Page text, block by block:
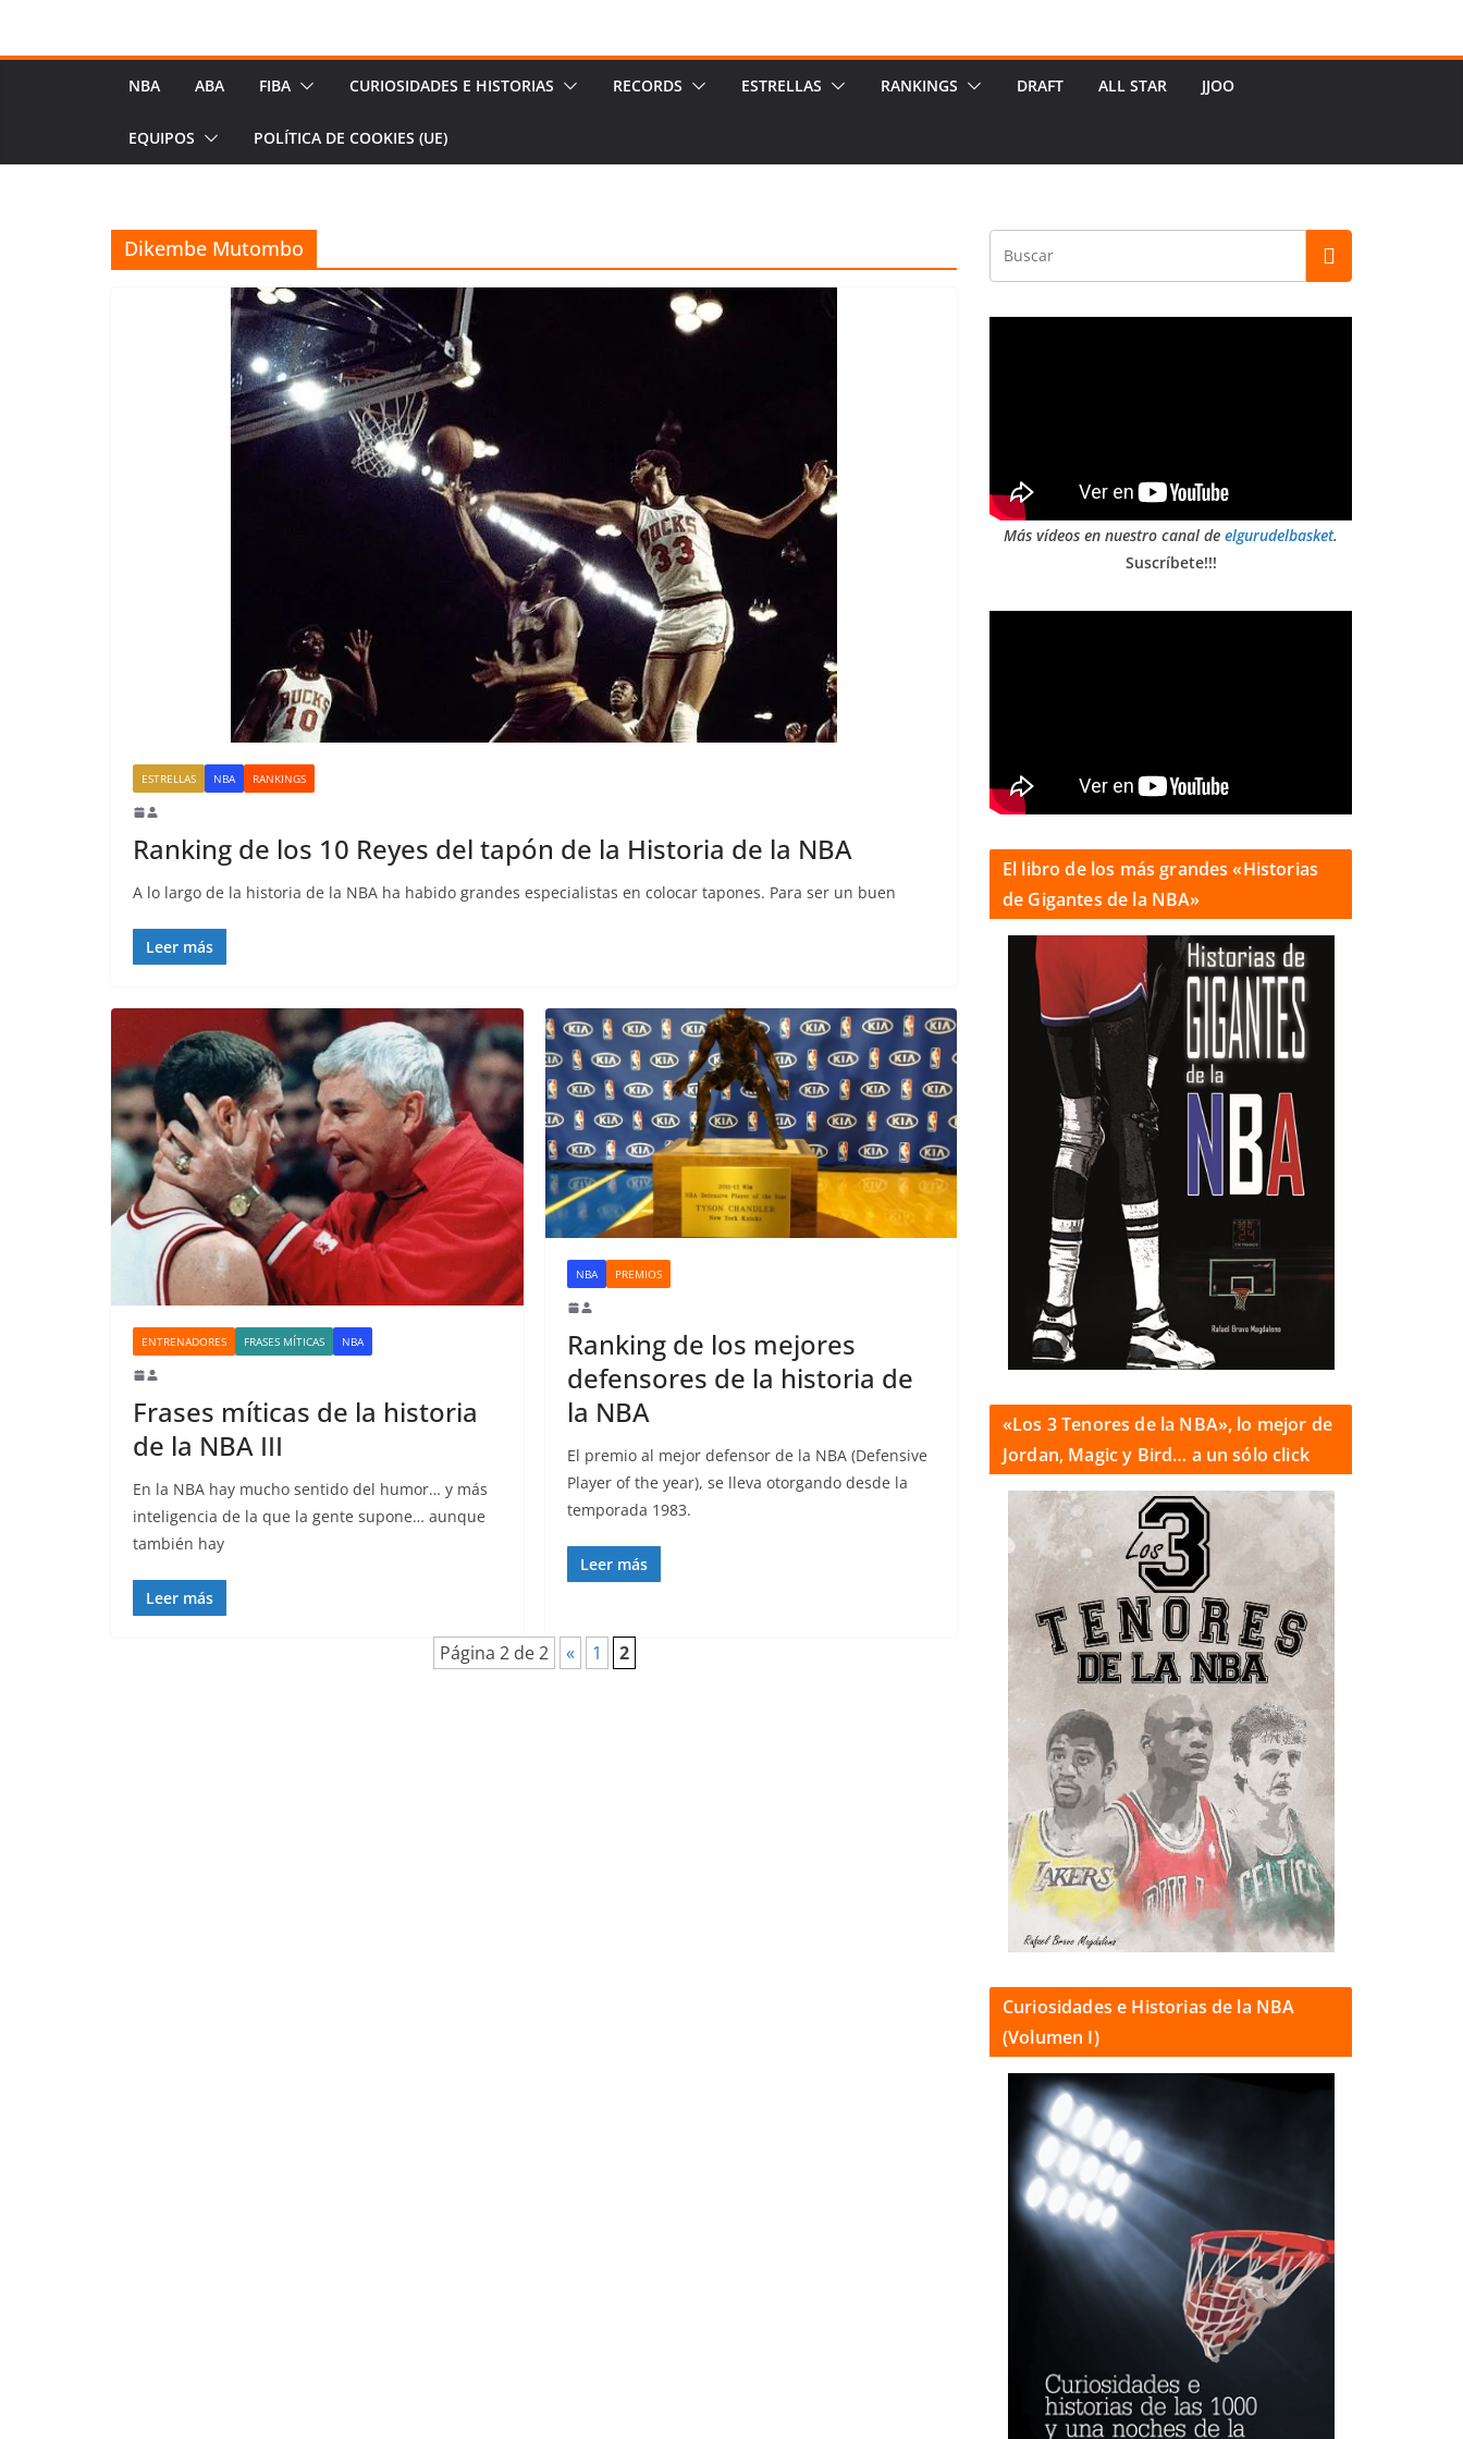
NBA ABA FIBA CURIOSIDADES E HISTORIAS RECORDS ESTRELLAS RANKINGS DRAFT ALL STAR JJOO
EQUIPOS POLÍTICA DE COOKIES (UE)
Dikembe Mutombo
ESTRELLAS NBA RANKINGS
Ranking de los 10 Reyes del tapón de la Historia de la NBA
A lo largo de la historia de la NBA ha habido grandes especialistas en colocar tapones. Para ser un buen
Leer más
ENTRENADORES FRASES MÍTICAS NBA
Frases míticas de la historia
de la NBA III
En la NBA hay mucho sentido del humor… y más
inteligencia de la que la gente supone… aunque
también hay
Leer más
NBA PREMIOS
Ranking de los mejores
defensores de la historia de
la NBA
El premio al mejor defensor de la NBA (Defensive
Player of the year), se lleva otorgando desde la
temporada 1983.
Leer más
Página 2 de 2 « 1 2
Más vídeos en nuestro canal de elgurudelbasket.
Suscríbete!!!
El libro de los más grandes «Historias
de Gigantes de la NBA»
«Los 3 Tenores de la NBA», lo mejor de
Jordan, Magic y Bird… a un sólo click
Curiosidades e Historias de la NBA
(Volumen I)